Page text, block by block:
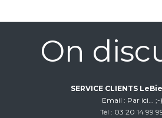
On
SERVICE CLIENTS
Email
Par ici... ;-)
Tél
03 20 14 99